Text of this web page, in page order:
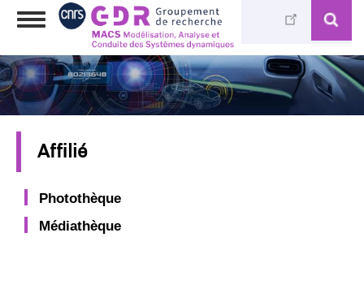
Aller
principal
Toggle
Affilié
Photothèque
Médiathèque